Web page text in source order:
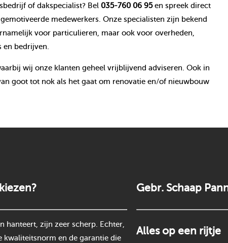
of dakspecialist? Bel 035-760 06 95en spreek direct
medewerkers. Onze specialisten zijn bekend
voor particulieren, maar ook voor overheden,
en bedrijven.
wij onze klanten geheel vrijblijvend adviseren. Ook in
goot tot nok als het gaat om renovatie en/of nieuwbouw
hanteert, zijn zeer scherp. Echter,
kwaliteitsnorm en de garantie die
Gebr. Schaap
Alles op een rijtje